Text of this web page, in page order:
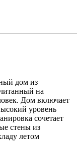
дом из
на
Дом включает
уровень
сочетает
стены из
летом